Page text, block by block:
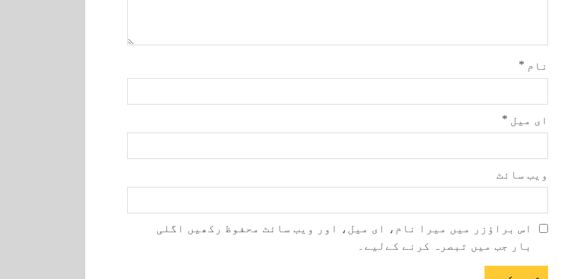
نام *
ای میل *
ویب‌ سائٹ
اس براؤزر میں میرا نام، ای میل، اور ویب سائٹ محفوظ رکھیں اگلی
بار جب میں تبصرہ کرنے کےلیے۔